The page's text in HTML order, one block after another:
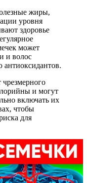
жиры,
уровня
здоровье
может
и волос
антиоксидантов.
чрезмерного
и могут
включать их
чтобы
для